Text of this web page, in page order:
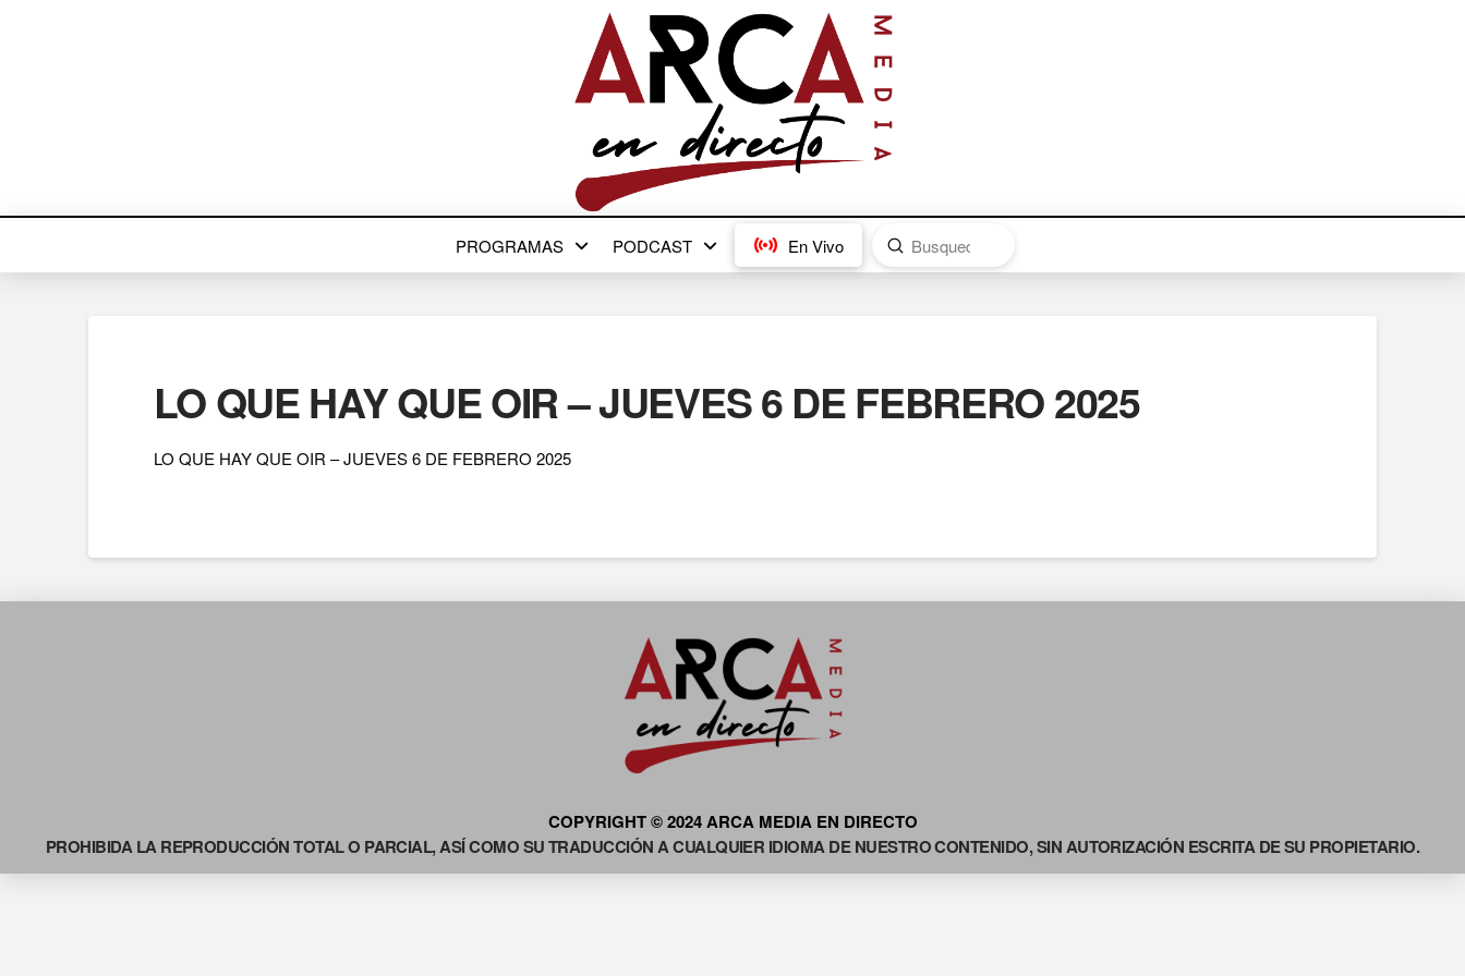
PROGRAMAS PODCAST En Vivo
Search
Submit
LO QUE HAY QUE OIR – JUEVES 6 DE FEBRERO 2025
LO QUE HAY QUE OIR – JUEVES 6 DE FEBRERO 2025
COPYRIGHT © 2024 ARCA MEDIA EN DIRECTO
PROHIBIDA LA REPRODUCCIÓN TOTAL O PARCIAL, ASÍ COMO SU TRADUCCIÓN A CUALQUIER IDIOMA DE NUESTRO CONTENIDO, SIN AUTORIZACIÓN ESCRITA DE SU PROPIETARIO.